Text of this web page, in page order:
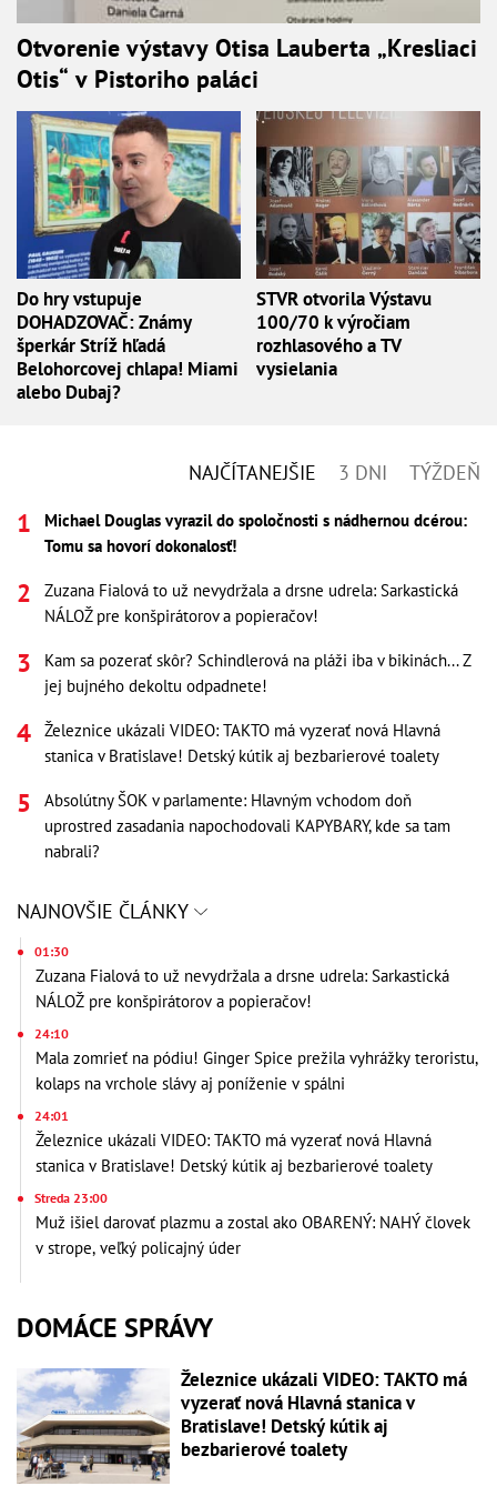
Otvorenie výstavy Otisa Lauberta „Kresliaci
Otis“ v Pistoriho paláci
Do hry vstupuje
DOHADZOVAČ: Známy
šperkár Stríž hľadá
Belohorcovej chlapa! Miami
alebo Dubaj?
STVR otvorila Výstavu
100/70 k výročiam
rozhlasového a TV
vysielania
NAJČÍTANEJŠIE 3 DNI TÝŽDEŇ
Michael Douglas vyrazil do spoločnosti s nádhernou dcérou:
Tomu sa hovorí dokonalosť!
Zuzana Fialová to už nevydržala a drsne udrela: Sarkastická
NÁLOŽ pre konšpirátorov a popieračov!
Kam sa pozerať skôr? Schindlerová na pláži iba v bikinách... Z
jej bujného dekoltu odpadnete!
Železnice ukázali VIDEO: TAKTO má vyzerať nová Hlavná
stanica v Bratislave! Detský kútik aj bezbarierové toalety
Absolútny ŠOK v parlamente: Hlavným vchodom doň
uprostred zasadania napochodovali KAPYBARY, kde sa tam
nabrali?
NAJNOVŠIE ČLÁNKY
01:30
Zuzana Fialová to už nevydržala a drsne udrela: Sarkastická
NÁLOŽ pre konšpirátorov a popieračov!
24:10
Mala zomrieť na pódiu! Ginger Spice prežila vyhrážky teroristu,
kolaps na vrchole slávy aj poníženie v spálni
24:01
Železnice ukázali VIDEO: TAKTO má vyzerať nová Hlavná
stanica v Bratislave! Detský kútik aj bezbarierové toalety
Streda 23:00
Muž išiel darovať plazmu a zostal ako OBARENÝ: NAHÝ človek
v strope, veľký policajný úder
DOMÁCE SPRÁVY
Železnice ukázali VIDEO: TAKTO má
vyzerať nová Hlavná stanica v
Bratislave! Detský kútik aj
bezbarierové toalety